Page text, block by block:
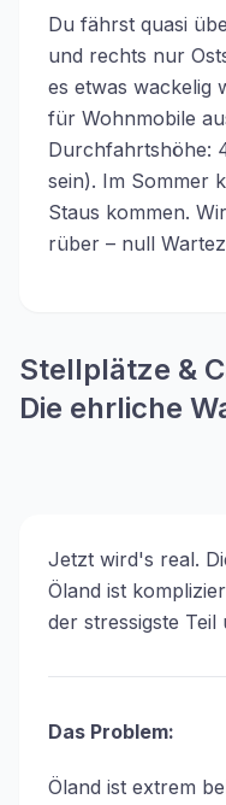
Du fährst quasi
und rechts nur
es etwas wackelig
für Wohnmobile
Durchfahrtshöhe:
sein). Im Sommer
Staus kommen.
rüber – null
Stellplätze &
Die ehrliche
Jetzt wird's real.
Öland ist
der stressigste Teil
Das Problem:
Öland ist extrem